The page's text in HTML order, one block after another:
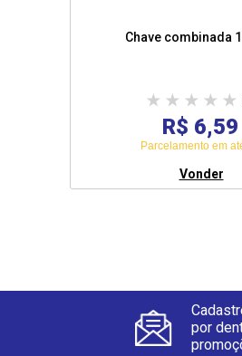
Chave combinada
R$ 6,59
Parcelamento em
Vonder
por